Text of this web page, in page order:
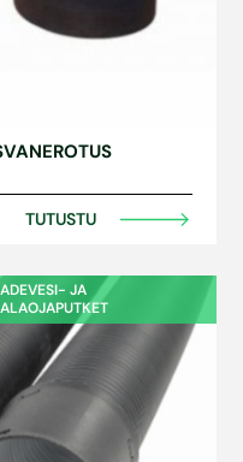
TUTUSTU
JA